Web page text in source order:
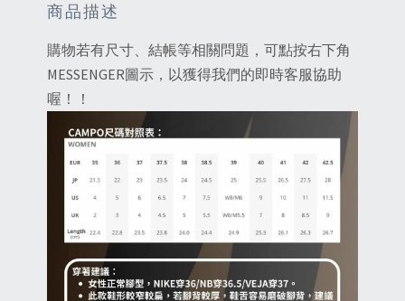
商品描述
購物若有尺寸、結帳等相關問題，可點按右下角
MESSENGER圖示，以獲得我們的即時客服協助
喔！！